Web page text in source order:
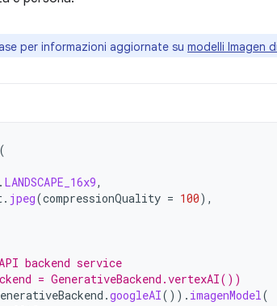
per informazioni aggiornate su modelli Imagen
(
. LANDSCAPE_16x9,
. jpeg(compressionQuality = 100),
backend service
= GenerativeBackend.vertexAI())
.googleAI()). imagenModel(